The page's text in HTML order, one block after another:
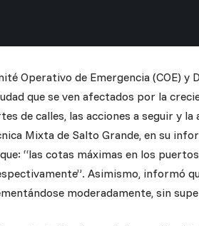
Operativo de Emergencia (COE)
que se ven afectados por la
de calles, las acciones a seguir y la
Mixta de Salto Grande, en su
“las cotas máximas en los
Asimismo, informó
moderadamente, sin